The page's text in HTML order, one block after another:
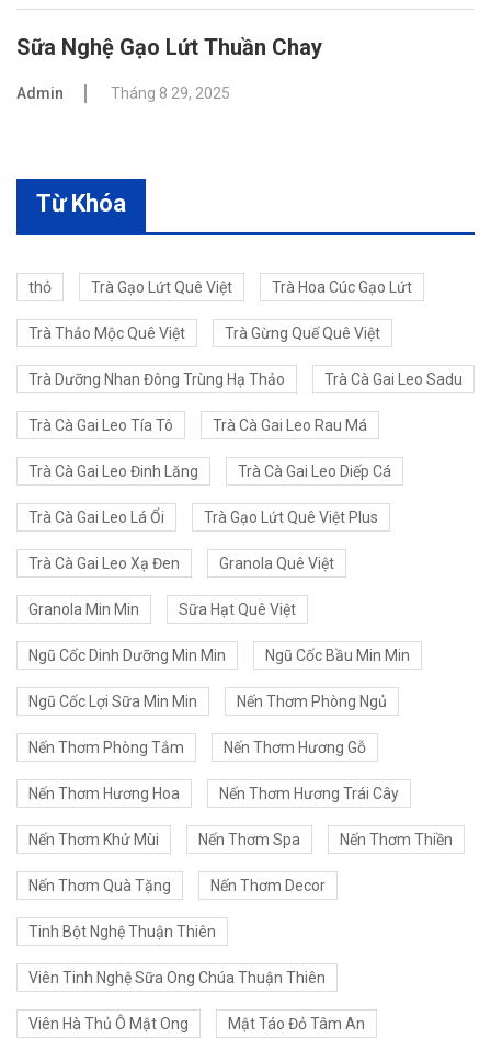
Sữa Nghệ Gạo Lứt Thuần Chay
Admin Tháng 8 29, 2025
Từ Khóa
thỏ Trà Gạo Lứt Quê Việt Trà Hoa Cúc Gạo Lứt
Trà Thảo Mộc Quê Việt Trà Gừng Quế Quê Việt
Trà Dưỡng Nhan Đông Trùng Hạ Thảo Trà Cà Gai Leo Sadu
Trà Cà Gai Leo Tía Tô Trà Cà Gai Leo Rau Má
Trà Cà Gai Leo Đinh Lăng Trà Cà Gai Leo Diếp Cá
Trà Cà Gai Leo Lá Ổi Trà Gạo Lứt Quê Việt Plus
Trà Cà Gai Leo Xạ Đen Granola Quê Việt
Granola Min Min Sữa Hạt Quê Việt
Ngũ Cốc Dinh Dưỡng Min Min Ngũ Cốc Bầu Min Min
Ngũ Cốc Lợi Sữa Min Min Nến Thơm Phòng Ngủ
Nến Thơm Phòng Tắm Nến Thơm Hương Gỗ
Nến Thơm Hương Hoa Nến Thơm Hương Trái Cây
Nến Thơm Khử Mùi Nến Thơm Spa Nến Thơm Thiền
Nến Thơm Quà Tặng Nến Thơm Decor
Tinh Bột Nghệ Thuận Thiên
Viên Tinh Nghệ Sữa Ong Chúa Thuận Thiên
Viên Hà Thủ Ô Mật Ong Mật Táo Đỏ Tâm An